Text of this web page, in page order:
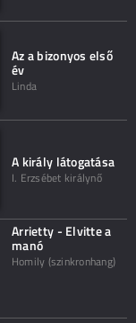
Az a bizonyos első
év
Linda
A király látogatása
I. Erzsébet királynő
Arrietty - Elvitte a
manó
Homily (szinkronhang)